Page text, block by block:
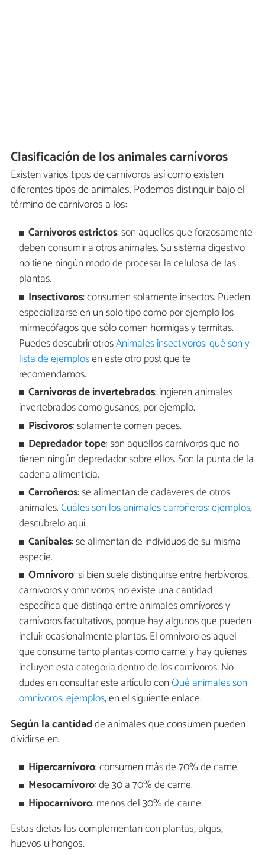
Clasificación de los animales carnívoros
Existen varios tipos de carnívoros así como existen
diferentes tipos de animales. Podemos distinguir bajo el
término de carnívoros a los:
Carnívoros estrictos: son aquellos que forzosamente
deben consumir a otros animales. Su sistema digestivo
no tiene ningún modo de procesar la celulosa de las
plantas.
Insectívoros: consumen solamente insectos. Pueden
especializarse en un solo tipo como por ejemplo los
mirmecófagos que sólo comen hormigas y termitas.
Puedes descubrir otrosAnimales insectívoros: qué son y
lista de ejemplosen este otro post que te
recomendamos.
Carnívorosde invertebrados: ingieren animales
invertebrados como gusanos, por ejemplo.
Piscívoros: solamente comen peces.
Depredador tope: son aquellos carnívoros que no
tienen ningún depredador sobre ellos. Son la punta de la
cadena alimenticia.
Carroñeros: se alimentan de cadáveres de otros
animales.Cuáles son los animales carroñeros: ejemplos,
descúbrelo aquí.
Caníbales: se alimentan de individuos de su misma
especie.
Omnívoro: si bien suele distinguirse entre herbívoros,
carnívoros y omnívoros, no existe una cantidad
específica que distinga entre animales omnívoros y
carnívoros facultativos, porque hay algunos que pueden
incluir ocasionalmente plantas. El omnívoro es aquel
que consume tanto plantas como carne, y hay quienes
incluyen esta categoría dentro de los carnívoros. No
dudes en consultar este artículo conQué animales son
omnívoros: ejemplos, en el siguiente enlace.
Según la cantidadde animales que consumen pueden
dividirse en:
Hipercarnívoro: consumen más de 70% de carne.
Mesocarnívoro: de 30 a 70% de carne.
Hipocarnívoro: menos del 30% de carne.
Estas dietas las complementan con plantas, algas,
huevos u hongos.